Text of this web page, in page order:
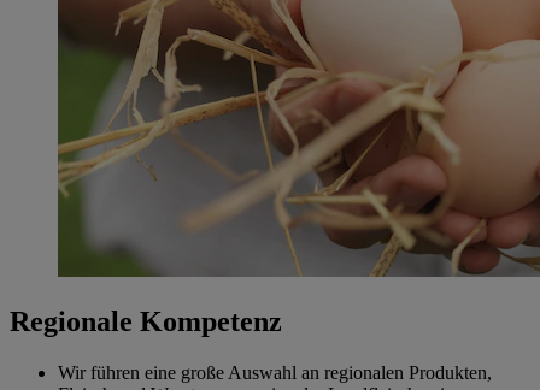
Regionale Kompetenz
Wir führen eine große Auswahl an regionalen Produkten,